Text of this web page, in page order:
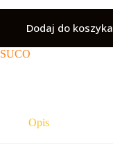
Dodaj do koszyka
SUCO
Opis